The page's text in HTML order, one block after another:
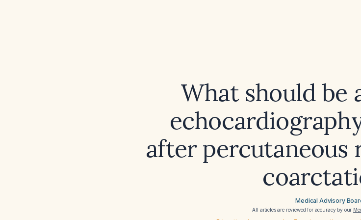
What should be
after percutaneous
Medical Advisory
All articles are reviewed for accuracy by our